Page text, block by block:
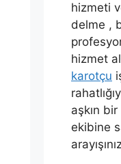
hizmeti
delme ,
hizmet
karotçu
aşkın
ekibine